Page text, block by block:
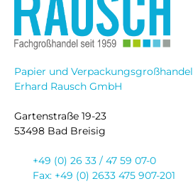
Papier und Verpackungsgroßhandel
Erhard Rausch GmbH
Gartenstraße 19-23
53498 Bad Breisig
+49 (0) 26 33 / 47 59 07-0
Fax: +49 (0) 2633 475 907-201